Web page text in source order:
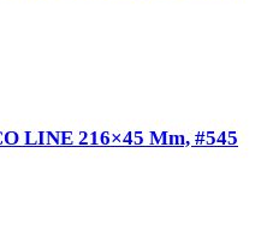
LINE 216×45 Mm, #545